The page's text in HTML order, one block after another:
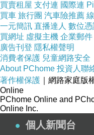
◎整組含：洋裝×1，共1
◎顏色:綠、藍
◎材質：95?+5?酯纖維
◎ 配件：無
◎ 贈品：無
◎ 產地：中國
◎ 色差問題：商品圖檔
設定差異會略有不同，
買賣租屋 支付連 國際連
買車 旅行團 汽車險推薦
一元簡訊 直播達人 數位憑
買網址 虛擬主機 企業郵件
廣告刊登 隱私權聲明
消費者保護 兒童網路安全
About PChome 投資人聯
著作權保護 ｜網路家庭版
Online
PChome Online and
Online Inc.
個人新聞台